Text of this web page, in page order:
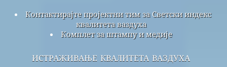
Контактирајте пројектни тим за Светски индекс
квалитета ваздуха
Комплет за штампу и медије
истраживање квалитета ваздуха